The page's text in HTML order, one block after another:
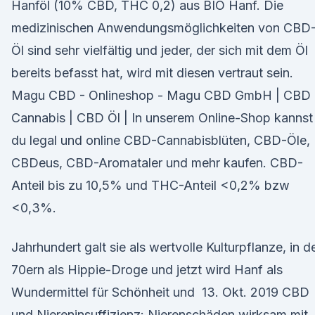
Hanföl (10% CBD, THC 0,2) aus BIO Hanf. Die
medizinischen Anwendungsmöglichkeiten von
Öl sind sehr vielfältig und jeder, der sich mit dem Öl
bereits befasst hat, wird mit diesen vertraut sein.
Magu CBD - Onlineshop - Magu CBD GmbH | CBD
Cannabis | CBD Öl | In unserem Online-Shop kannst
du legal und online CBD-Cannabisblüten, CBD-Öle,
CBDeus, CBD-Aromataler und mehr kaufen. CBD-
Anteil bis zu 10,5% und THC-Anteil <0,2% bzw
<0,3%.
Jahrhundert galt sie als wertvolle Kulturpflanze, in
70ern als Hippie-Droge und jetzt wird Hanf als
Wundermittel für Schönheit und 13. Okt. 2019 CBD